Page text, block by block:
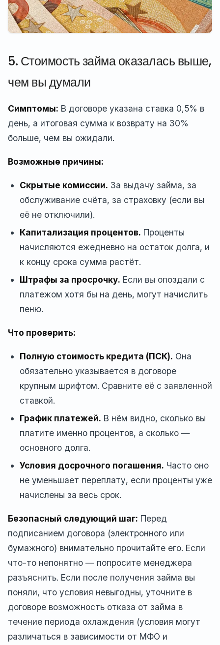
5. Стоимость займа оказалась выше,
чем вы думали
Симптомы: В договоре указана ставка 0,5% в
день, а итоговая сумма к возврату на 30%
больше, чем вы ожидали.
Возможные причины:
Скрытые комиссии. За выдачу займа, за
обслуживание счёта, за страховку (если вы
её не отключили).
Капитализация процентов. Проценты
начисляются ежедневно на остаток долга, и
к концу срока сумма растёт.
Штрафы за просрочку. Если вы опоздали с
платежом хотя бы на день, могут начислить
пеню.
Что проверить:
Полную стоимость кредита (ПСК). Она
обязательно указывается в договоре
крупным шрифтом. Сравните её с заявленной
ставкой.
График платежей. В нём видно, сколько вы
платите именно процентов, а сколько —
основного долга.
Условия досрочного погашения. Часто оно
не уменьшает переплату, если проценты уже
начислены за весь срок.
Безопасный следующий шаг: Перед
подписанием договора (электронного или
бумажного) внимательно прочитайте его. Если
что-то непонятно — попросите менеджера
разъяснить. Если после получения займа вы
поняли, что условия невыгодны, уточните в
договоре возможность отказа от займа в
течение периода охлаждения (условия могут
различаться в зависимости от МФО и